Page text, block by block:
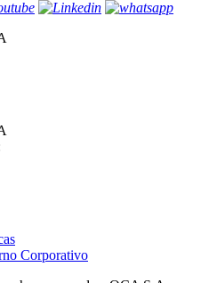
Corporativo